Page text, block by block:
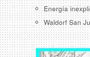
Energía
Waldorf San